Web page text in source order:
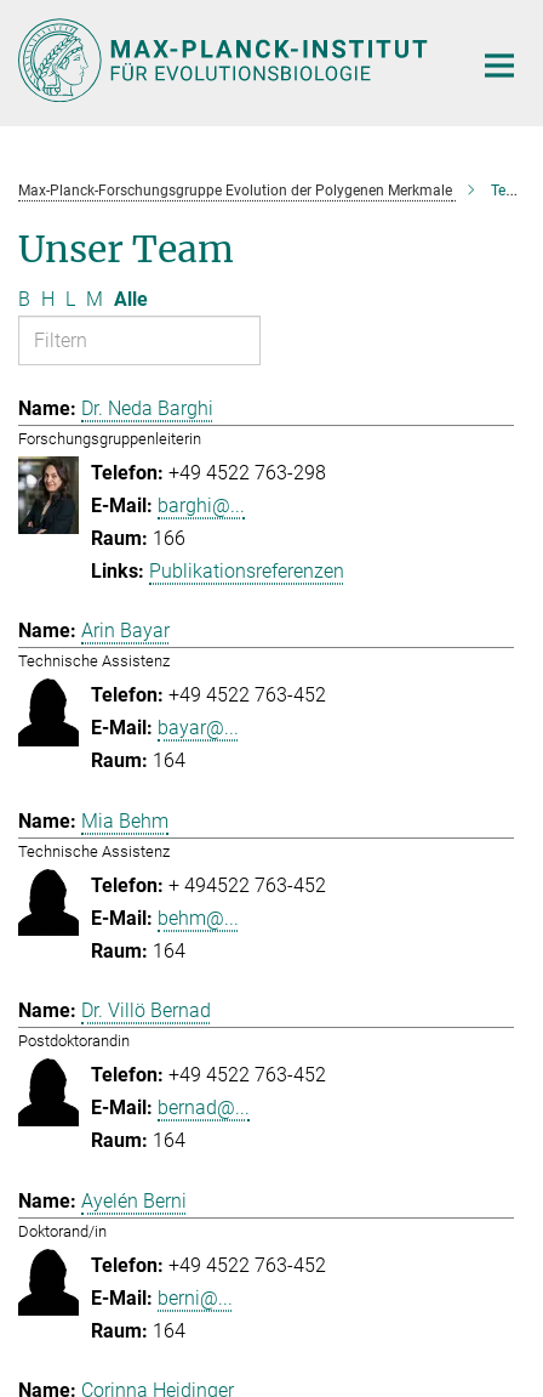
Hauptinhalt
Max-Planck-Forschungsgruppe Evolution der Polygenen Merkmale Team
Unser Team
B H L M Alle
Dr. Neda Barghi
Forschungsgruppenleiterin
+49 4522 763-298
barghi@...
166
Publikationsreferenzen
Arin Bayar
Technische Assistenz
+49 4522 763-452
bayar@...
164
Mia Behm
Technische Assistenz
+ 494522 763-452
behm@...
164
Dr. Villö Bernad
Postdoktorandin
+49 4522 763-452
bernad@...
164
Ayelén Berni
Doktorand/in
+49 4522 763-452
berni@...
164
Corinna Heidinger